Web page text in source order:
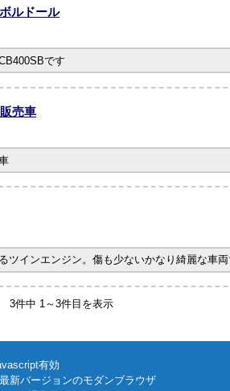
ルドール
です
売車
ツインエンジン。傷も少ないかなり綺麗な車両
3件中 1～3件目を表示
有効
新バージョンのモダンブラウザ